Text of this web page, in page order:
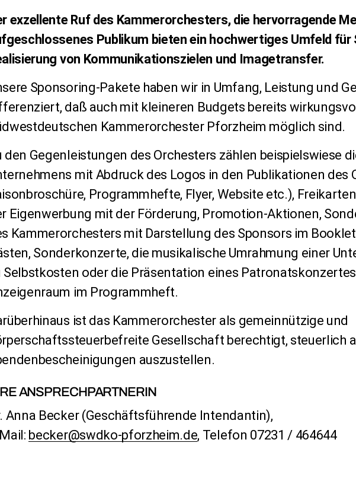
exzellente Ruf des Kammerorchesters, die hervorragende
Publikum bieten ein hochwertiges Umfeld für
von Kommunikationszielen und Imagetransfer.
Sponsoring-Pakete haben wir in Umfang, Leistung und
daß auch mit kleineren Budgets bereits
Kammerorchester Pforzheim möglich sind.
den Gegenleistungen des Orchesters zählen beispielswiese
mit Abdruck des Logos in den Publikationen des
Programmhefte, Flyer, Website etc.),
Eigenwerbung mit der Förderung, Promotion-Aktionen,
Kammerorchesters mit Darstellung des Sponsors im
Sonderkonzerte, die musikalische Umrahmung einer
Selbstkosten oder die Präsentation eines
im Programmheft.
ist das Kammerorchester als gemeinnützige und
Gesellschaft berechtigt, steuerlich
auszustellen.
ANSPRECHPARTNERIN
Anna Becker (Geschäftsführende Intendantin),
becker@swdko-pforzheim.de, Telefon 07231 / 464644